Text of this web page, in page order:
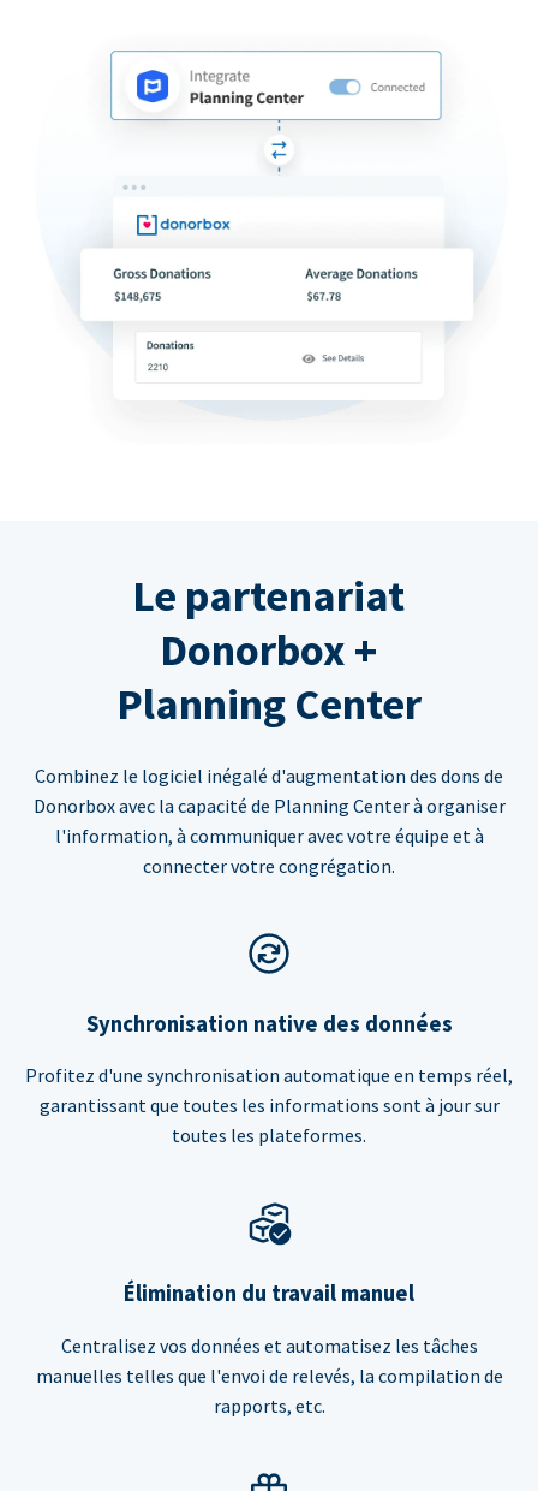
Le partenariat
Donorbox +
Planning Center
Combinez le logiciel inégalé d'augmentation des dons de
Donorbox avec la capacité de Planning Center à organiser
l'information, à communiquer avec votre équipe et à
connecter votre congrégation.
Synchronisation native des données
Profitez d'une synchronisation automatique en temps réel,
garantissant que toutes les informations sont à jour sur
toutes les plateformes.
Élimination du travail manuel
Centralisez vos données et automatisez les tâches
manuelles telles que l'envoi de relevés, la compilation de
rapports, etc.